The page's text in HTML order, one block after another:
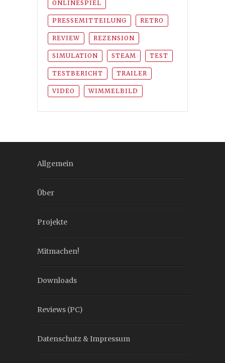
ONLINESPIEL
PRESSEMITTEILUNG RETRO
REVIEW REZENSION
SIMULATION STEAM TEST
TESTBERICHT TRAILER
VIDEO WIMMELBILD
Allgemein
Über
Projekte
Mitmachen!
Downloads
Reviews (PC)
Datenschutz & Impressum